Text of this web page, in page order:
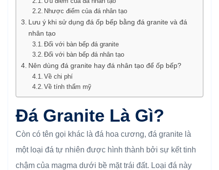
Nhược điểm của đá nhân tạo
Lưu ý khi sử dụng đá ốp bếp bằng đá granite và đá
nhân tạo
Đối với bàn bếp đá granite
Đối với bàn bếp đá nhân tạo
Nên dùng đá granite hay đá nhân tạo để ốp bếp?
Về chi phí
Về tính thẩm mỹ
Đá Granite Là Gì?
Còn có tên gọi khác là đá hoa cương, đá granite là
một loại đá tự nhiên được hình thành bởi sự kết tinh
chậm của magma dưới bề mặt trái đất. Loại đá này